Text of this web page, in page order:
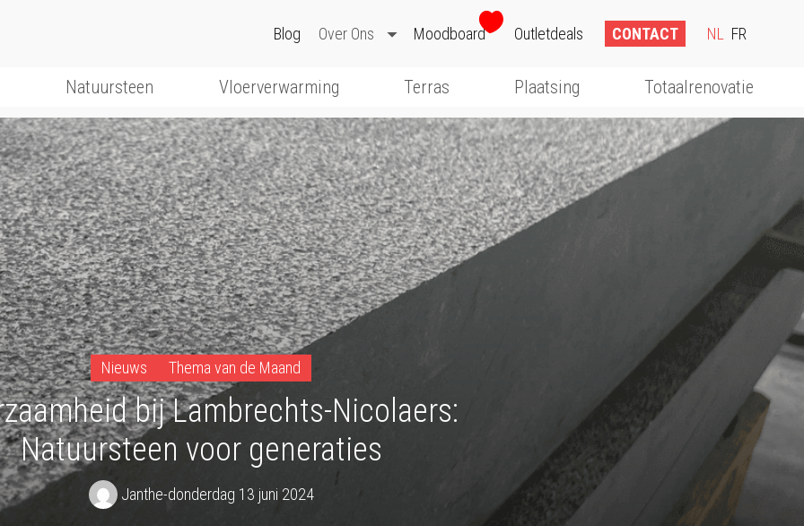
Blog Over Ons Moodboard Outletdeals CONTACT NL FR
Natuursteen Vloerverwarming Terras Plaatsing Totaalrenovatie
Nieuws Thema van de Maand
bij Lambrechts-Nicolaers:
Natuursteen voor generaties
Janthe-donderdag 13 juni 2024